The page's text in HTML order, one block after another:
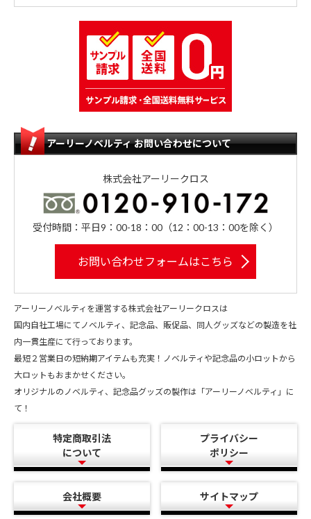
アーリーノベルティ お問い合わせについて
株式会社アーリークロス
受付時間：平日9：00-18：00（12：00-13：00を除く）
お問い合わせフォームはこちら
アーリーノベルティを運営する株式会社アーリークロスは
国内自社工場にてノベルティ、記念品、販促品、同人グッズなどの製造を社
内一貫生産にて行っております。
最短２営業日の短納期アイテムも充実！ノベルティや記念品の小ロットから
大ロットもおまかせください。
オリジナルのノベルティ、記念品グッズの製作は「アーリーノベルティ」に
て！
特定商取引法
について
プライバシー
ポリシー
会社概要 サイトマップ